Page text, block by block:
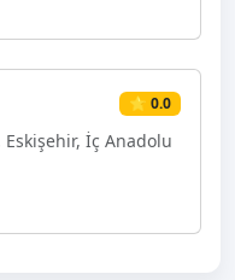
⭐ 0.0
Eskişehir, İç Anadolu